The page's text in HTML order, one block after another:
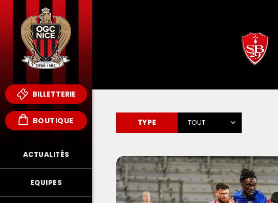
BILLETTERIE
BOUTIQUE
ACTUALITÉS
EQUIPES
TYPE TOUT